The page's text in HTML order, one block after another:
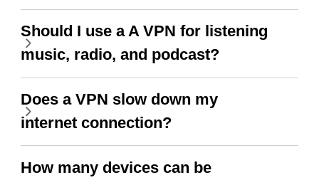
Should I use a A VPN for listening
music, radio, and podcast?
Does a VPN slow down my
internet connection?
How many devices can be